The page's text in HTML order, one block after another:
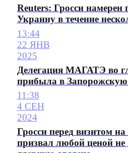
Reuters: Гросси намерен
Украину в течение
13:44
22 ЯНВ
2025
Делегация МАГАТЭ во
прибыла в Запорожскую
11:38
4 СЕН
2024
Гросси перед визитом
призвал любой ценой не